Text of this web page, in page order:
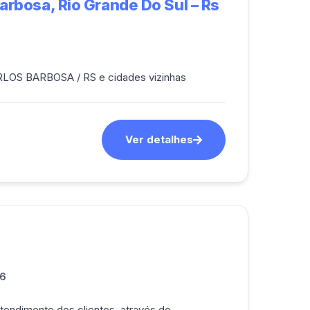
Rio Grande Do Sul – Rs
BARBOSA / RS e cidades vizinhas
Ver detalhes